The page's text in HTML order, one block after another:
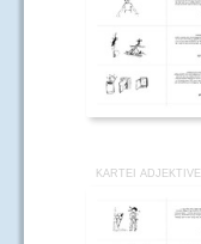
KARTEI